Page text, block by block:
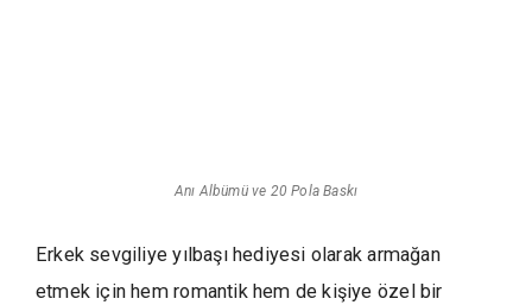
Anı Albümü ve 20 Pola Baskı
Erkek sevgiliye yılbaşı hediyesi olarak armağan
etmek için hem romantik hem de kişiye özel bir